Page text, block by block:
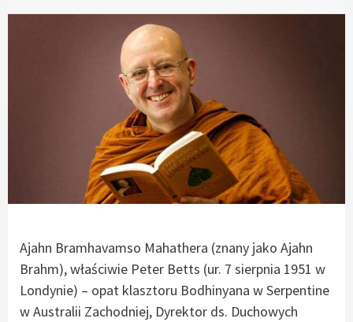
Ajahn Bramhavamso Mahathera (znany jako Ajahn
Brahm), właściwie Peter Betts (ur. 7 sierpnia 1951 w
Londynie) – opat klasztoru Bodhinyana w Serpentine
w Australii Zachodniej, Dyrektor ds. Duchowych